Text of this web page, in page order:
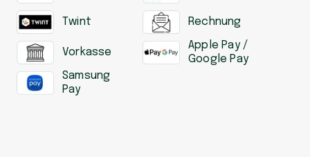
Twint Rechnung
Vorkasse
Apple Pay /
Google Pay
Samsung
Pay